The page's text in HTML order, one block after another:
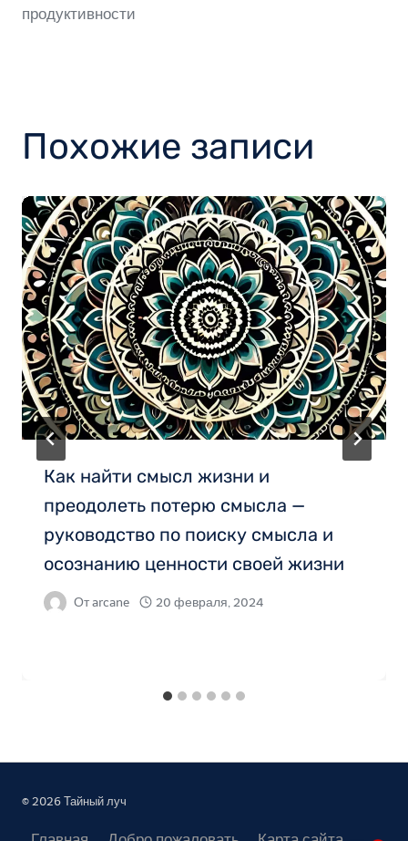
продуктивности
Похожие записи
Как найти смысл жизни и
преодолеть потерю смысла —
руководство по поиску смысла и
осознанию ценности своей жизни
Отarcane 20 февраля, 2024
© 2026 Тайный луч